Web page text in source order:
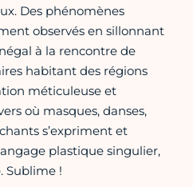
Des phénomènes
observés en sillonnant
à la rencontre de
habitant des régions
méticuleuse et
où masques, danses,
s’expriment et
plastique singulier,
Sublime !